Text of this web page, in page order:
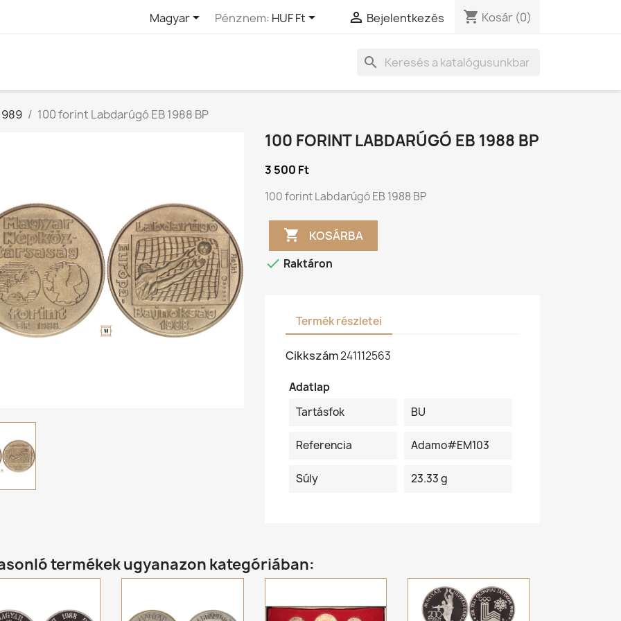
Magyar Pénznem: HUF Ft  Bejelentkezés shopping_cart Kosár (0)
search
100 forint Labdarúgó EB 1988 BP
100 FORINT LABDARÚGÓ EB 1988 BP
3 500 Ft
100 forint Labdarúgó EB 1988 BP
 KOSÁRBA
 Raktáron
Termék részletei
Cikkszám241112563
Adatlap
Tartásfok
BU
Referencia Adamo#EM103
Súly 23.33 g
termékek ugyanazon kategóriában: